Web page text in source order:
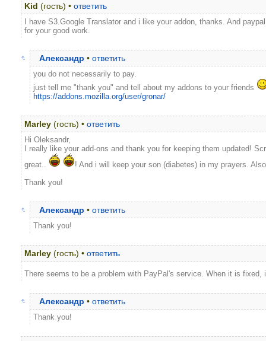
Kid (гость) • ответить
I have S3.Google Translator and i like your addon, thanks. And
for your good work.
Александр • ответить
you do not necessarily to pay.
just tell me "thank you" and tell about my addons to your friends
https://addons.mozilla.org/user/gronar/
Marley (гость) • ответить
Hi Oleksandr,
I really like your add-ons and thank you for keeping them updated!
great..
! And i will keep your son (diabetes) in my prayers.
Thank you!
Александр • ответить
Thank you!
Marley (гость) • ответить
There seems to be a problem with PayPal's service. When it is
Александр • ответить
Thank you!